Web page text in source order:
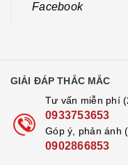
Facebook
GIẢI ĐÁP THẮC MẮC
Tư vấn miễn phí
0933753653
Góp ý, phản ánh
0902866853